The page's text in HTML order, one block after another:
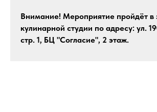
Внимание! Мероприятие пройдёт в
кулинарной студии по адресу: ул.
стр. 1, БЦ "Согласие", 2 этаж.